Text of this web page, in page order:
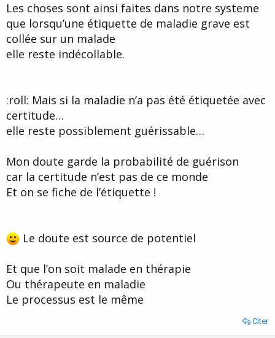
Les choses sont ainsi faites dans notre systeme
que lorsqu’une étiquette de maladie grave est
collée sur un malade
elle reste indécollable.
:roll: Mais si la maladie n’a pas été étiquetée avec
certitude…
elle reste possiblement guérissable…
Mon doute garde la probabilité de guérison
car la certitude n’est pas de ce monde
Et on se fiche de l’étiquette !
Le doute est source de potentiel
Et que l’on soit malade en thérapie
Ou thérapeute en maladie
Le processus est le même
Citer